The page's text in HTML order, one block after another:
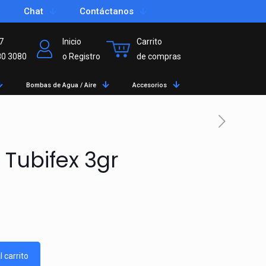
Chat Contáctanos
3080
Inicio
o Registro
Carrito
de compras
Bombas de Agua / Aire Accesorios
3gr
carrito